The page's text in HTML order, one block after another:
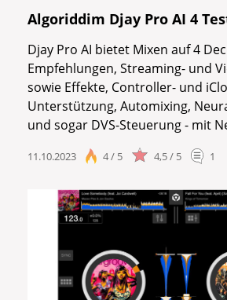
Algoriddim Djay Pro AI 4
Djay Pro AI bietet Mixen auf 4
Empfehlungen, Streaming- und
sowie Effekte, Controller- und
Unterstützung, Automixing,
und sogar DVS-Steuerung - mit
11.10.2023 4 / 5 4,5 / 5 1